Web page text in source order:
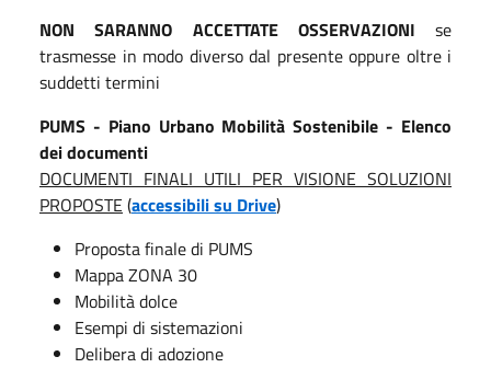
NON SARANNO ACCETTATE OSSERVAZIONI se
trasmesse in modo diverso dal presente oppure oltre i
suddetti termini
PUMS - Piano Urbano Mobilità Sostenibile - Elenco
dei documenti
DOCUMENTI FINALI UTILI PER VISIONE SOLUZIONI
PROPOSTE (accessibili su Drive)
Proposta finale di PUMS
Mappa ZONA 30
Mobilità dolce
Esempi di sistemazioni
Delibera di adozione